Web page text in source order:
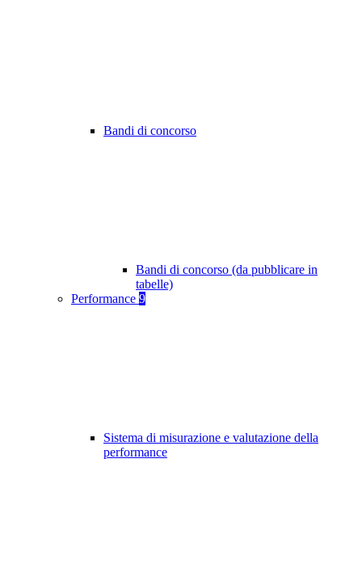
Bandi di concorso
Bandi di concorso (da pubblicare in
tabelle)
Performance 9
Sistema di misurazione e valutazione della
performance